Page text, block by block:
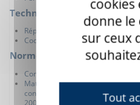
Technologie de capteur
Réponse bouffée instantanée
Coordination œil-bouche-écran
Normes et conformité
Conformité CE, FCC
Matériau : Polyamide PA 2200.
conformément à la directive
2002/72/CE. Agrément FDA
cookies
donne le
sur ceux
Tout